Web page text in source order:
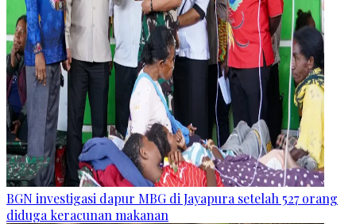
BGN investigasi dapur MBG di Jayapura setelah 527 orang
diduga keracunan makanan